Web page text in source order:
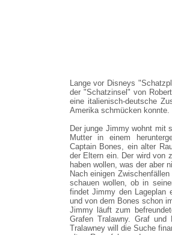
Lange vor Disneys
der "Schatzinsel" von
eine italienisch-deutsche
Amerika schmücken konnte.
Der junge Jimmy wohnt mit
Mutter in einem
Captain Bones, ein alter
der Eltern ein. Der wird von
haben wollen, was der aber
Nach einigen
schauen wollen, ob in
findet Jimmy den Lageplan
und von dem Bones schon
Jimmy läuft zum
Grafen Tralawny. Graf
Tralawney will die Suche